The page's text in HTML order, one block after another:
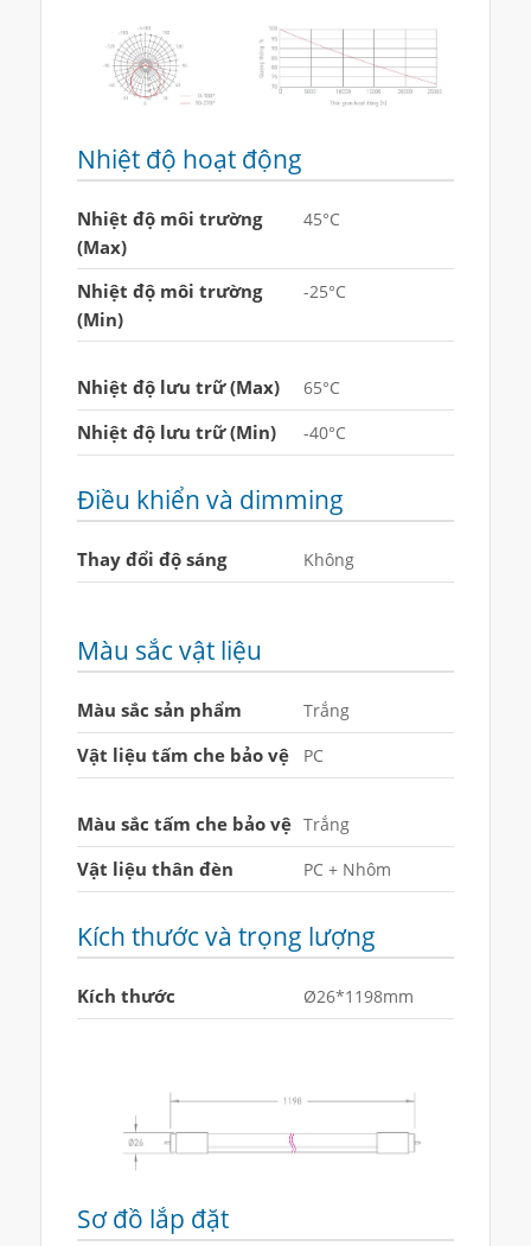
Nhiệt độ hoạt động
Nhiệt độ môi trường
(Max)
45°C
Nhiệt độ môi trường
(Min)
-25°C
Nhiệt độ lưu trữ (Max) 65°C
Nhiệt độ lưu trữ (Min) -40°C
Điều khiển và dimming
Thay đổi độ sáng Không
Màu sắc vật liệu
Màu sắc sản phẩm Trắng
Vật liệu tấm che bảo vệ PC
Màu sắc tấm che bảo vệ Trắng
Vật liệu thân đèn PC + Nhôm
Kích thước và trọng lượng
Kích thước Ø26*1198mm
Sơ đồ lắp đặt